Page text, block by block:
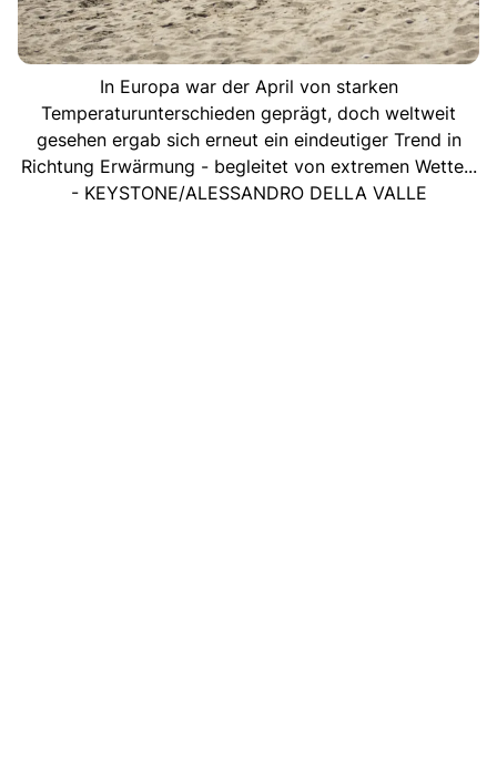
In Europa war der April von starken
Temperaturunterschieden geprägt, doch weltweit
gesehen ergab sich erneut ein eindeutiger Trend in
Richtung Erwärmung - begleitet von extremen Wette...
- KEYSTONE/ALESSANDRO DELLA VALLE